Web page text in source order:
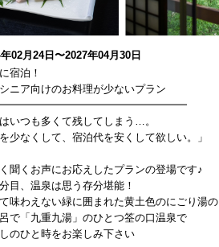
年02月24日〜2027年04月30日
宿泊！
ニア向けのお料理が少ないプラン
いつも多くて残してしまう…。
少なくして、宿泊代を安くして欲しい。」
聞くお声にお応えしたプランの登場です♪
目、温泉は思う存分堪能！
味わえない緑に囲まれた黄土色のにごり湯の
で「九重九湯」のひとつ筌の口温泉で
のひと時をお楽しみ下さい